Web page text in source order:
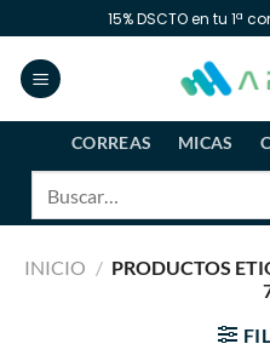
al
contenido
15% DSCTO en tu 1ª
CORREAS MICAS
INICIO / PRODUCTOS